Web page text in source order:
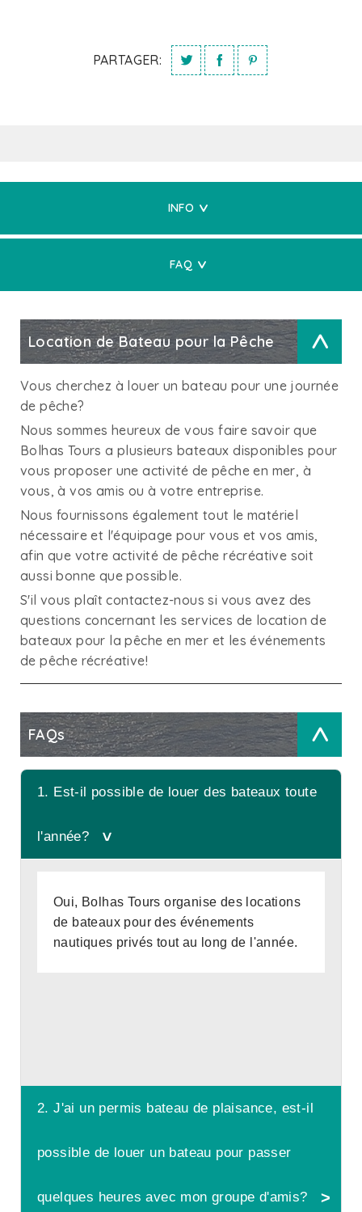
PARTAGER:
INFO
FAQ
Location de Bateau pour la Pêche >
Vous cherchez à louer un bateau pour une journée
de pêche?
Nous sommes heureux de vous faire savoir que
Bolhas Tours a plusieurs bateaux disponibles pour
vous proposer une activité de pêche en mer, à
vous, à vos amis ou à votre entreprise.
Nous fournissons également tout le matériel
nécessaire et l'équipage pour vous et vos amis,
afin que votre activité de pêche récréative soit
aussi bonne que possible.
S'il vous plaît contactez-nous si vous avez des
questions concernant les services de location de
bateaux pour la pêche en mer et les événements
de pêche récréative!
FAQs >
1. Est-il possible de louer des bateaux toute
l'année?
Oui, Bolhas Tours organise des locations
de bateaux pour des événements
nautiques privés tout au long de l'année.
2. J'ai un permis bateau de plaisance, est-il
possible de louer un bateau pour passer
quelques heures avec mon groupe d'amis?